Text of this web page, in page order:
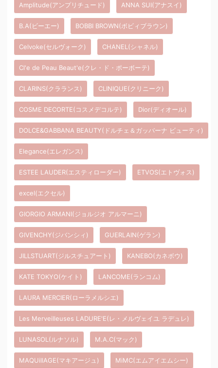
Amplitude(アンプリチュード) ANNA SUI(アナスイ)
B.A(ビーエー) BOBBI BROWN(ボビィブラウン)
Celvoke(セルヴォーク) CHANEL(シャネル)
Cl'e de Peau Beaut'e(クレ・ド・ポーボーテ)
CLARINS(クラランス) CLINIQUE(クリニーク)
COSME DECORTE(コスメデコルテ) Dior(ディオール)
DOLCE&GABBANA BEAUTY(ドルチェ＆ガッバーナ ビューティ)
Elegance(エレガンス)
ESTEE LAUDER(エスティローダー) ETVOS(エトヴォス)
excel(エクセル)
GIORGIO ARMANI(ジョルジオ アルマーニ)
GIVENCHY(ジバンシィ) GUERLAIN(ゲラン)
JILLSTUART(ジルスチュアート) KANEBO(カネボウ)
KATE TOKYO(ケイト) LANCOME(ランコム)
LAURA MERCIER(ローラメルシエ)
Les Merveilleuses LADURE'E(レ・メルヴェイユ ラデュレ)
LUNASOL(ルナソル) M.A.C(マック)
MAQUillAGE(マキアージュ) MiMC(エムアイエムシー)